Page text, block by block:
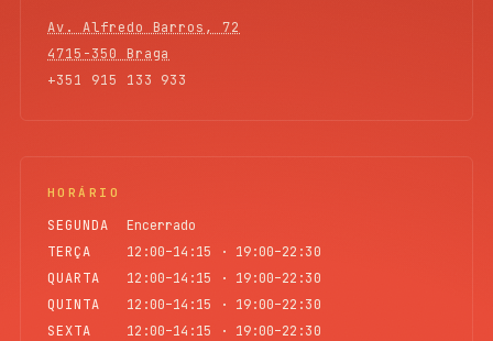
Av. Alfredo Barros, 72
4715-350 Braga
+351 915 133 933
HORÁRIO
SEGUNDA
Encerrado
TERÇA
12:00–14:15 · 19:00–22:30
QUARTA
12:00–14:15 · 19:00–22:30
QUINTA
12:00–14:15 · 19:00–22:30
SEXTA
12:00–14:15 · 19:00–22:30